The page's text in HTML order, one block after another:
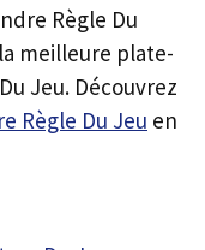
Règle Du
meilleure plate-
Jeu. Découvrez
Règle Du Jeu en